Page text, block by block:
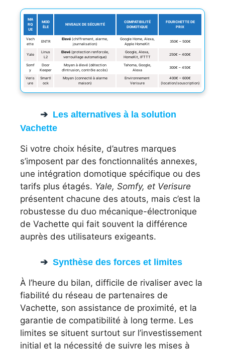
MA
RQ
UE
MOD
ÈLE
NIVEAUX DE SÉCURITÉ
COMPATIBILITÉ
DOMOTIQUE
FOURCHETTE DE
PRIX
Vach
ette
ENTR
Elevé (chiffrement, alarme,
journalisation)
Google Home, Alexa,
Apple HomeKit
350€ – 500€
Yale
Linus
L2
Elevé(protection renforcée,
verrouillage automatique)
Google, Alexa,
HomeKit, IFTTT
250€ – 400€
Somf
y
Door
Keeper
Moyen à élevé (détection
d’intrusion, contrôle accès)
Tahoma, Google,
Alexa
300€ – 450€
Veris
ure
Smartl
ock
Moyen (connecté à alarme
maison)
Environnement
Verisure
400€ – 600€
(location/souscription)
Les alternatives à la solution
Vachette
Si votre choix hésite, d’autres marques
s’imposent par des fonctionnalités annexes,
une intégration domotique spécifique ou des
tarifs plus étagés. Yale, Somfy, et Verisure
présentent chacune des atouts, mais c’est la
robustesse du duo mécanique-électronique
de Vachette qui fait souvent la différence
auprès des utilisateurs exigeants.
Synthèse des forces et limites
À l’heure du bilan, difficile de rivaliser avec la
fiabilité du réseau de partenaires de
Vachette, son assistance de proximité, et la
garantie de compatibilité à long terme. Les
limites se situent surtout sur l’investissement
initial et la nécessité de suivre les mises à